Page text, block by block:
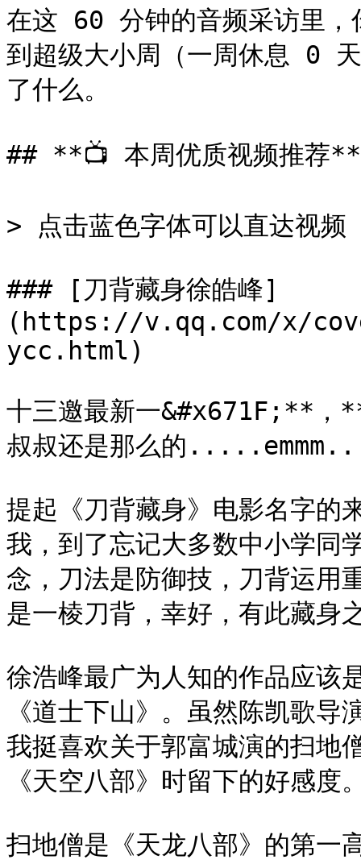
在这 60 分钟的音频采访
到超级大小周（一周休息 0
了什么。
## **📺 本周优质视频推荐**
> 点击蓝色字体可以直达视频
### [刀背藏身徐皓峰]
(https://v.qq.com/x/
ycc.html)
十三邀最新一&#x671F;**，
叔叔还是那么的
提起《刀背藏身》电影名字的
我，到了忘记大多数中小学同
念，刀法是防御技，刀背运用
是一棱刀背，幸好，有此藏身
徐浩峰最广为人知的作品应该
《道士下山》。虽然陈凯歌
我挺喜欢关于郭富城演的扫地
《天空八部》时留下的好感度
扫地僧是《天龙八部》的第一